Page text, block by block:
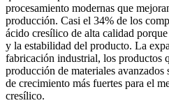
procesamiento modernas que
producción. Casi el 34% de los
ácido cresílico de alta calidad
y la estabilidad del producto. La
fabricación industrial, los productos
producción de materiales
de crecimiento más fuertes para el
cresílico.